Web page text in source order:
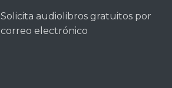
Solicita audiolibros gratuitos por
correo electrónico